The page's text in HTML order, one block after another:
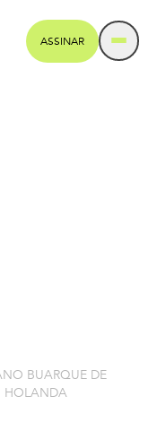
ASSINAR
BUARQUE DE
HOLANDA